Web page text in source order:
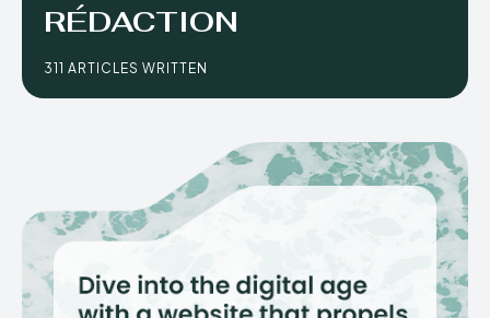
RÉDACTION
311 ARTICLES WRITTEN